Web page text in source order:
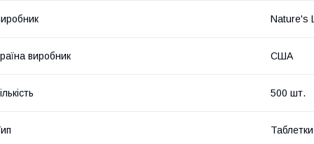
Nature's
виробник США
500 шт.
Таблетки